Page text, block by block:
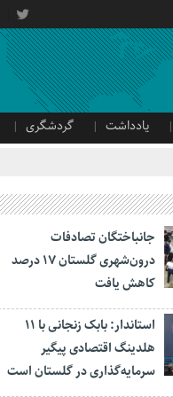
یادداشت گردشگری
جانباختگان تصادفات
درون‌شهری گلستان ۱۷ درصد
کاهش یافت
استاندار: بابک زنجانی با ۱۱
هلدینگ اقتصادی پیگیر
سرمایه‌گذاری در گلستان است